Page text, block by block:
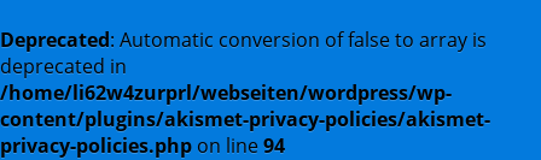
Deprecated: Automatic conversion of false to array is
deprecated in
/home/li62w4zurprl/webseiten/wordpress/wp-
content/plugins/akismet-privacy-policies/akismet-
privacy-policies.php on line94